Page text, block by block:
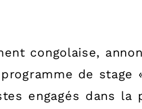
congolaise,
de stage
engagés dans la